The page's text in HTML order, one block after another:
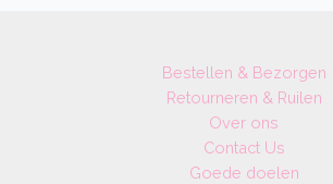
Bestellen & Bezorgen
Retourneren & Ruilen
Over ons
Contact Us
Goede doelen